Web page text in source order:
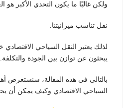
ولكن غالبًا ما يكون التحدي الأكبر هو
نقل تناسب ميزانيتنا.
لذلك يعتبر النقل السياحي الاقتصادي
يبحثون عن توازن بين الجودة والتكلفة.
بالتالى في هذه المقالة، سنستعرض
السياحي الاقتصادي وكيف يمكن أن